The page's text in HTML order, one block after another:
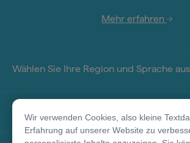
Mehr erfahren
Wählen Sie Ihre Region und Sprache aus
Sie finden uns auf
Wir verwenden Cookies, also kleine
Erfahrung auf unserer Website zu